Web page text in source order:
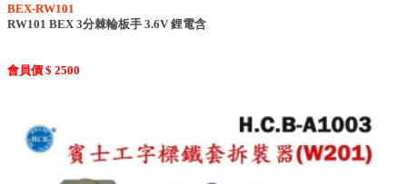
BEX-RW101
RW101 BEX 3分棘輪板手 3.6V 鋰電含
會員價 $ 2500